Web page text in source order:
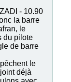
- 10.90
la barre
le
du pilote
de barre
le
déjà